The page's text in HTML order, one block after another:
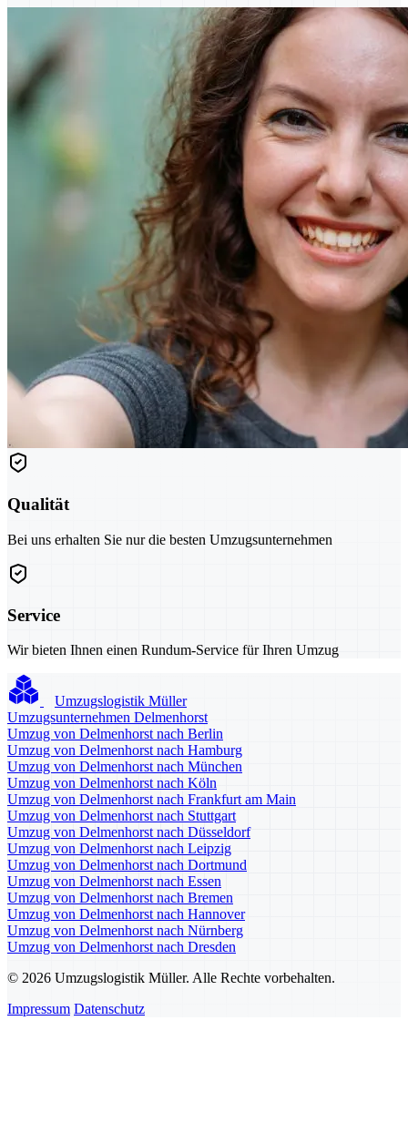
Qualität
Bei uns erhalten Sie nur die besten Umzugsunternehmen
Service
Wir bieten Ihnen einen Rundum-Service für Ihren Umzug
Umzugslogistik Müller
Umzugsunternehmen Delmenhorst
Umzug von Delmenhorst nach Berlin
Umzug von Delmenhorst nach Hamburg
Umzug von Delmenhorst nach München
Umzug von Delmenhorst nach Köln
Umzug von Delmenhorst nach Frankfurt am Main
Umzug von Delmenhorst nach Stuttgart
Umzug von Delmenhorst nach Düsseldorf
Umzug von Delmenhorst nach Leipzig
Umzug von Delmenhorst nach Dortmund
Umzug von Delmenhorst nach Essen
Umzug von Delmenhorst nach Bremen
Umzug von Delmenhorst nach Hannover
Umzug von Delmenhorst nach Nürnberg
Umzug von Delmenhorst nach Dresden
© 2026 Umzugslogistik Müller. Alle Rechte vorbehalten.
Impressum Datenschutz